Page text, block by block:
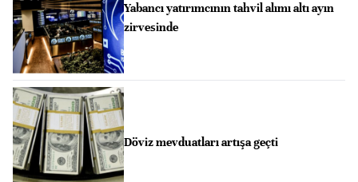
Yabancı yatırımcının tahvil alımı altı ayın
zirvesinde
Döviz mevduatları artışa geçti